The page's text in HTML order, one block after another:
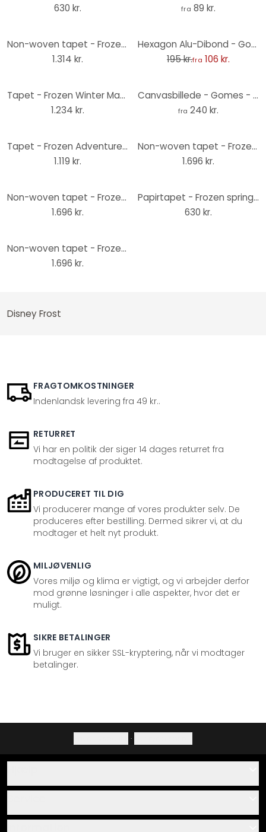
630 kr.
fra 89 kr.
Non-woven tapet - Frozen Spirit Of Wonder - 250 x 250 cm
1.314 kr.
Hexagon Alu-Dibond - Gomes - Elsa Frost legetøj
195 kr.fra 106 kr.
Tapet - Frozen Winter Magic - 200 x 280 cm
1.234 kr.
Canvasbillede - Gomes - Elsa legetøj
fra 240 kr.
Tapet - Frozen Adventure - 150 x 280 cm
1.119 kr.
Non-woven tapet - Frozen Autumn Forest - 400 x 280 cm
1.696 kr.
Non-woven tapet - Frozen Autumn Glade - 400 x 280 cm
1.696 kr.
Papirtapet - Frozen spring is coming - 184 x 254 cm
630 kr.
Non-woven tapet - Frozen Natural Spirit - 400 x 280 cm
1.696 kr.
Disney Frost
FRAGTOMKOSTNINGER
Indenlandsk levering fra 49 kr..
RETURRET
Vi har en politik der siger 14 dages returret fra
modtagelse af produktet.
PRODUCERET TIL DIG
Vi producerer mange af vores produkter selv. De
produceres efter bestilling. Dermed sikrer vi, at du
modtager et helt nyt produkt.
MILJØVENLIG
Vores miljø og klima er vigtigt, og vi arbejder derfor
mod grønne løsninger i alle aspekter, hvor det er
muligt.
SIKRE BETALINGER
Vi bruger en sikker SSL-kryptering, når vi modtager
betalinger.
·
Om os